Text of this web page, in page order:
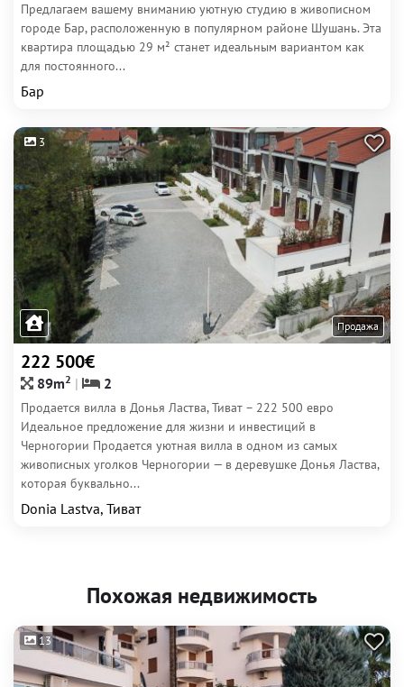
Предлагаем вашему вниманию уютную студию в живописном
городе Бар, расположенную в популярном районе Шушань. Эта
квартира площадью 29 м² станет идеальным вариантом как
для постоянного...
Бар
3
Продажа
222 500€
89m2 2
Продается вилла в Донья Ластва, Тиват – 222 500 евро
Идеальное предложение для жизни и инвестиций в
Черногории Продается уютная вилла в одном из самых
живописных уголков Черногории — в деревушке Донья Ластва,
которая буквально...
Donia Lastva, Тиват
Похожая недвижимость
13